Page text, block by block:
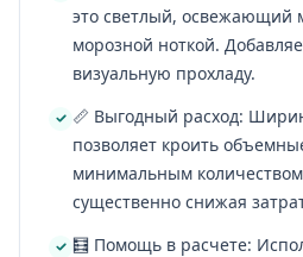
это светлый, освежающий
морозной ноткой.
визуальную прохладу.
📏 Выгодный расход:
позволяет кроить
минимальным количеством
существенно снижая
🧮 Помощь в расчете: